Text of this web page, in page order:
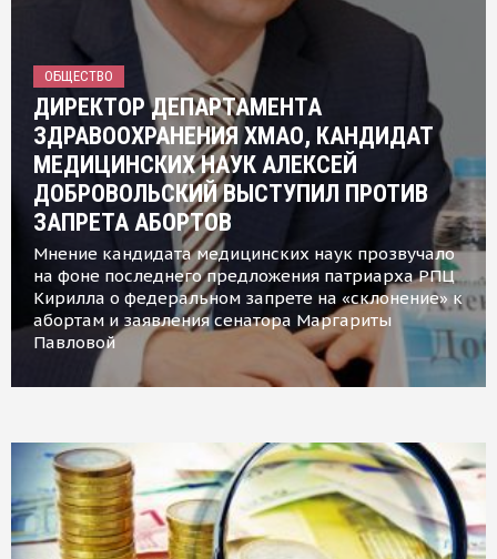
ОБЩЕСТВО
ДИРЕКТОР ДЕПАРТАМЕНТА
ЗДРАВООХРАНЕНИЯ ХМАО, КАНДИДАТ
МЕДИЦИНСКИХ НАУК АЛЕКСЕЙ
ДОБРОВОЛЬСКИЙ ВЫСТУПИЛ ПРОТИВ
ЗАПРЕТА АБОРТОВ
Мнение кандидата медицинских наук прозвучало
на фоне последнего предложения патриарха РПЦ
Кирилла о федеральном запрете на «склонение» к
абортам и заявления сенатора Маргариты
Павловой